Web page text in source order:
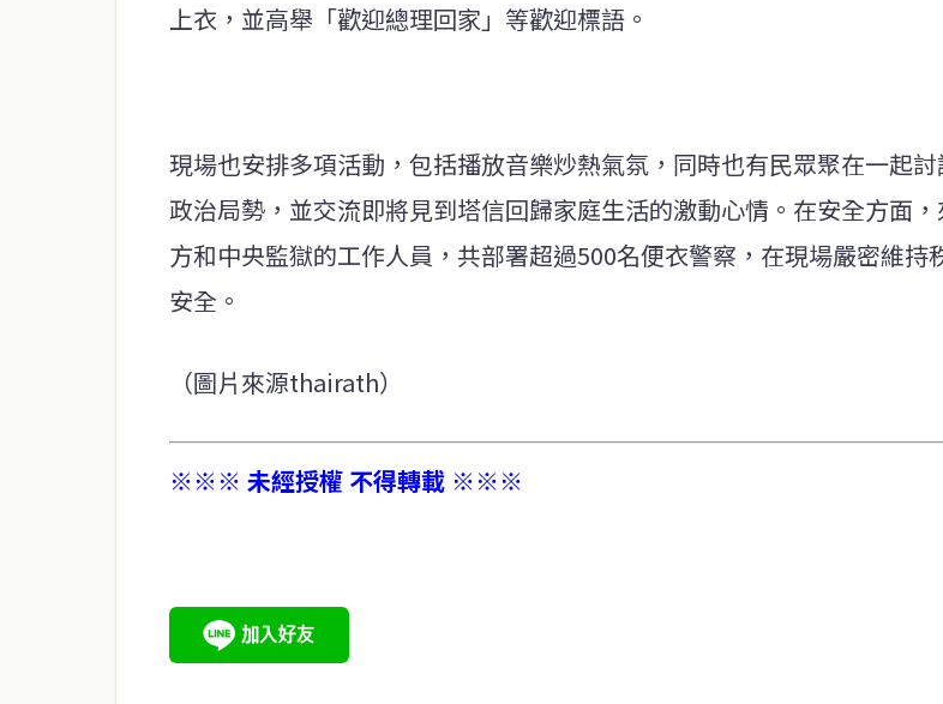
上衣，並高舉「歡迎總理回家」等歡迎標語。
現場也安排多項活動，包括播放音樂炒熱氣氛，同時也有民眾聚在一起
政治局勢，並交流即將見到塔信回歸家庭生活的激動心情。在安全方面
方和中央監獄的工作人員，共部署超過500名便衣警察，在現場嚴密維持
安全。
（圖片來源thairath）
※※※ 未經授權 不得轉載 ※※※